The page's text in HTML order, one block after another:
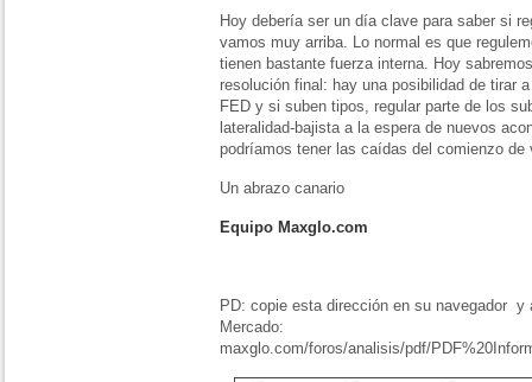
Hoy debería ser un día clave para saber si
vamos muy arriba. Lo normal es que
tienen bastante fuerza interna. Hoy
resolución final: hay una posibilidad de tirar
FED y si suben tipos, regular parte de los
lateralidad-bajista a la espera de nuevos
podríamos tener las caídas del comienzo de
Un abrazo canario
Equipo Maxglo.com
PD: copie esta dirección en su navegador y
Mercado:
maxglo.com/foros/analisis/pdf/